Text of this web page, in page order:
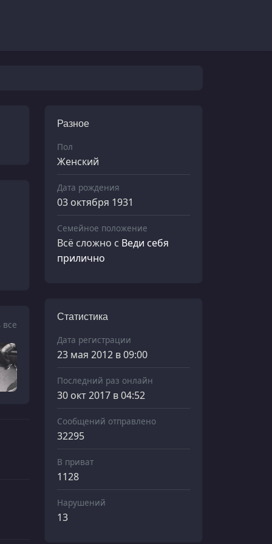
все
Разное
Пол
Женский
Дата рождения
03 октября 1931
Семейное положение
Всё сложно с Веди себя
прилично
Статистика
Дата регистрации
23 мая 2012 в 09:00
Последний раз онлайн
30 окт 2017 в 04:52
Сообщений отправлено
32295
В приват
1128
Нарушений
13